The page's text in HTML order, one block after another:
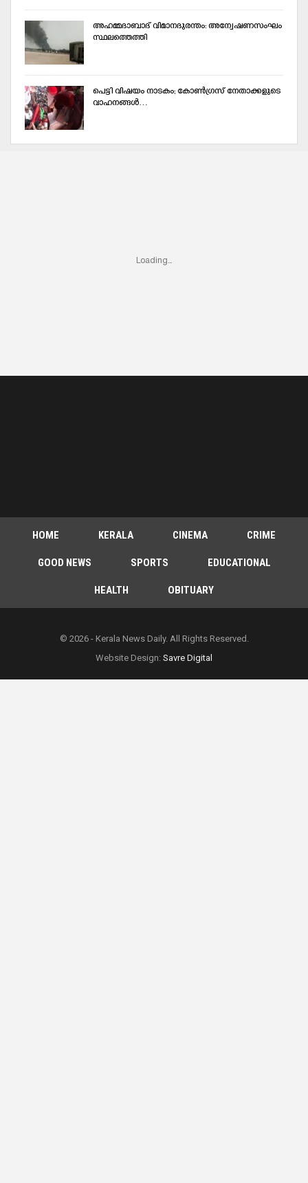
അഹമ്മദാബാദ് വിമാനദുരന്തം: അന്വേഷണസംഘം
സ്ഥലത്തെത്തി
പെട്ടി വിഷയം നാടകം; കോണ്‍ഗ്രസ് നേതാക്കളുടെ
വാഹനങ്ങള്‍…
Loading...
HOME KERALA CINEMA CRIME
GOOD NEWS SPORTS EDUCATIONAL
HEALTH OBITUARY
© 2026 - Kerala News Daily. All Rights Reserved.
Website Design: Savre Digital